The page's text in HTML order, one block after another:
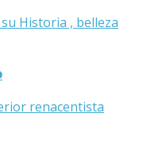
Historia , belleza
renacentista